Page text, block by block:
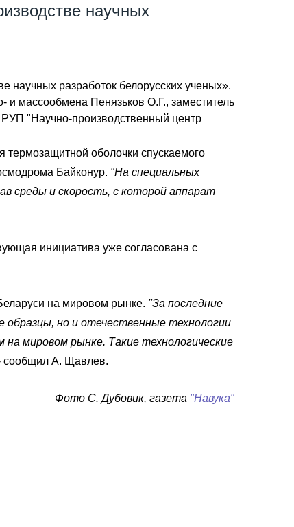
научных
научных разработок белорусских ученых».
и массообмена Пенязьков О.Г., заместитель
"Научно-производственный центр
термозащитной оболочки спускаемого
Байконур. "На специальных
среды и скорость, с которой аппарат
инициатива уже согласована с
на мировом рынке. "За последние
но и отечественные технологии
мировом рынке. Такие технологические
А. Щавлев.
Фото С. Дубовик, газета "Навука"